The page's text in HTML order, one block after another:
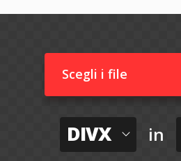
Scegli i file
DIVX in